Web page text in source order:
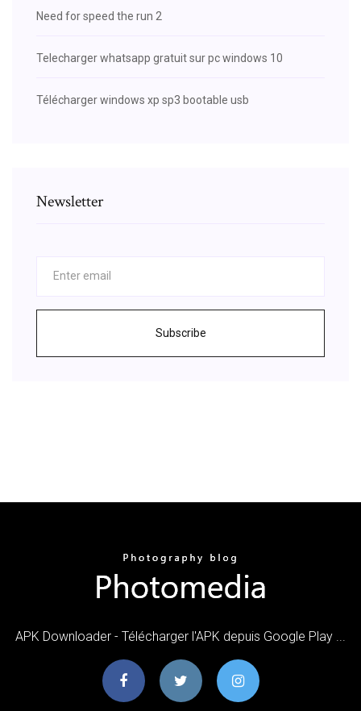
Need for speed the run 2
Telecharger whatsapp gratuit sur pc windows 10
Télécharger windows xp sp3 bootable usb
Newsletter
Subscribe
APK Downloader - Télécharger l'APK depuis Google Play ...